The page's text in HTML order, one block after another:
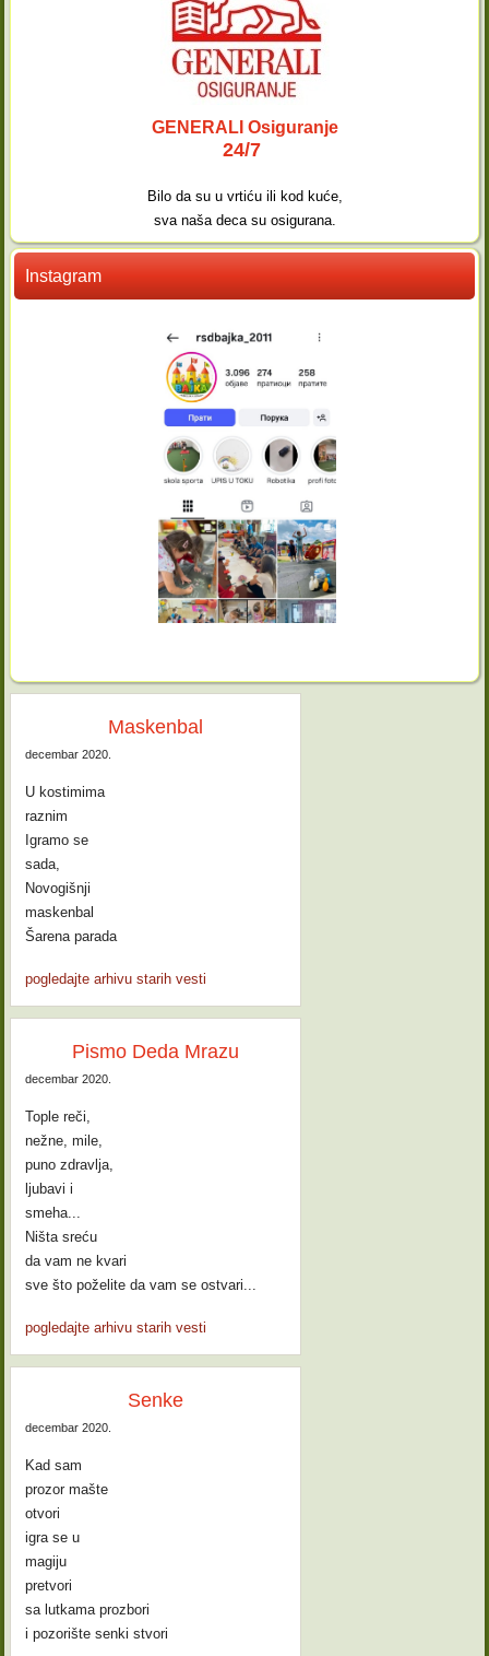
GENERALI Osiguranje
24/7
Bilo da su u vrtiću ili kod kuće,
sva naša deca su osigurana.
Instagram
Maskenbal
decembar 2020.
U kostimima
raznim
Igramo se
sada,
Novogišnji
maskenbal
Šarena parada
pogledajte arhivu starih vesti
Pismo Deda Mrazu
decembar 2020.
Tople reči,
nežne, mile,
puno zdravlja,
ljubavi i
smeha...
Ništa sreću
da vam ne kvari
sve što poželite da vam se ostvari...
pogledajte arhivu starih vesti
Senke
decembar 2020.
Kad sam
prozor mašte
otvori
igra se u
magiju
pretvori
sa lutkama prozbori
i pozorište senki stvori